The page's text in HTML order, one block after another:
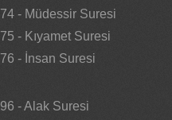
74 - Müdessir Suresi
75 - Kıyamet Suresi
76 - İnsan Suresi
96 - Alak Suresi